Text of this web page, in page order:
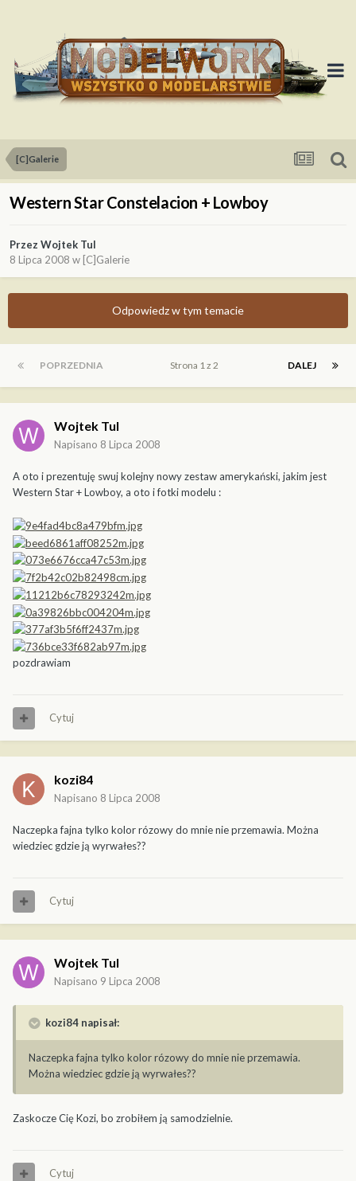
[C]Galerie
Western Star Constelacion + Lowboy
Przez Wojtek Tul
8 Lipca 2008 w [C]Galerie
Odpowiedz w tym temacie
POPRZEDNIA DALEJ
Strona 1 z 2
Wojtek Tul
Napisano 8 Lipca 2008
A oto i prezentuję swuj kolejny nowy zestaw amerykański, jakim jest
Western Star + Lowboy, a oto i fotki modelu :
pozdrawiam
Cytuj
kozi84
Napisano 8 Lipca 2008
Naczepka fajna tylko kolor rózowy do mnie nie przemawia. Można
wiedziec gdzie ją wyrwałes??
Cytuj
Wojtek Tul
Napisano 9 Lipca 2008
kozi84 napisał:
Naczepka fajna tylko kolor rózowy do mnie nie przemawia.
Można wiedziec gdzie ją wyrwałes??
Zaskocze Cię Kozi, bo zrobiłem ją samodzielnie.
Cytuj